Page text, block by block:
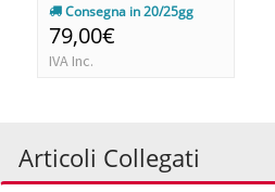
Consegna in 20/25gg
79,00€
IVA Inc.
Articoli Collegati